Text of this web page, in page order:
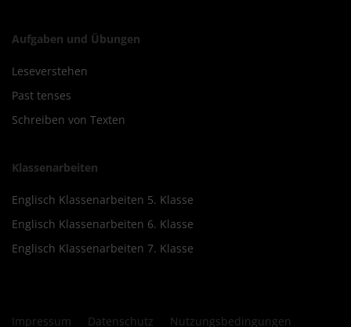
Aufgaben und Übungen
Leseverstehen
Past tenses
Schreiben von Texten
Klassenarbeiten
Englisch Klassenarbeiten 5. Klasse
Englisch Klassenarbeiten 6. Klasse
Englisch Klassenarbeiten 7. Klasse
Impressum Datenschutz Nutzungsbedingungen